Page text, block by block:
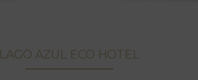
LAGO AZUL ECO HOTEL